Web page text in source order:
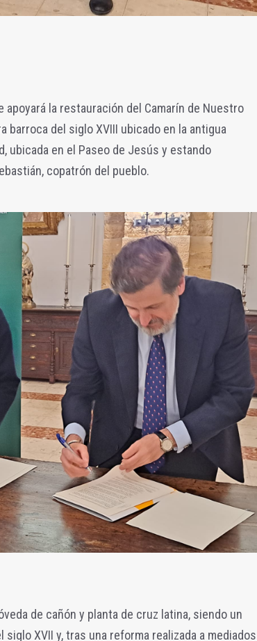
apoyará la restauración del Camarín de Nuestro
barroca del siglo XVIII ubicado en la antigua
ubicada en el Paseo de Jesús y estando
copatrón del pueblo.
de cañón y planta de cruz latina, siendo un
XVII y, tras una reforma realizada a mediados